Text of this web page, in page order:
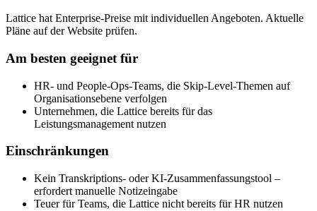
Lattice hat Enterprise-Preise mit individuellen Angeboten. Aktuelle
Pläne auf der Website prüfen.
Am besten geeignet für
HR- und People-Ops-Teams, die Skip-Level-Themen auf
Organisationsebene verfolgen
Unternehmen, die Lattice bereits für das
Leistungsmanagement nutzen
Einschränkungen
Kein Transkriptions- oder KI-Zusammenfassungstool –
erfordert manuelle Notizeingabe
Teuer für Teams, die Lattice nicht bereits für HR nutzen